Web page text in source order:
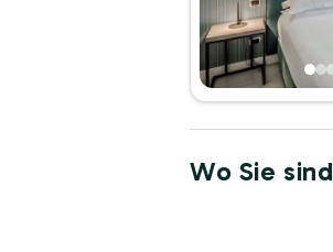
Wo Sie sind